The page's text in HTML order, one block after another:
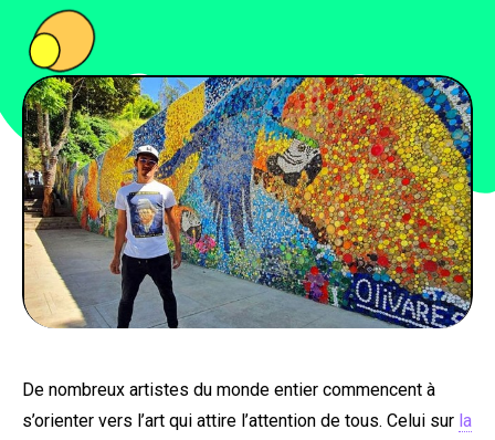
FOOD
BONS PLANS
SOUTENEZ KULTT
De nombreux artistes du monde entier commencent à
s’orienter vers l’art qui attire l’attention de tous. Celui sur la